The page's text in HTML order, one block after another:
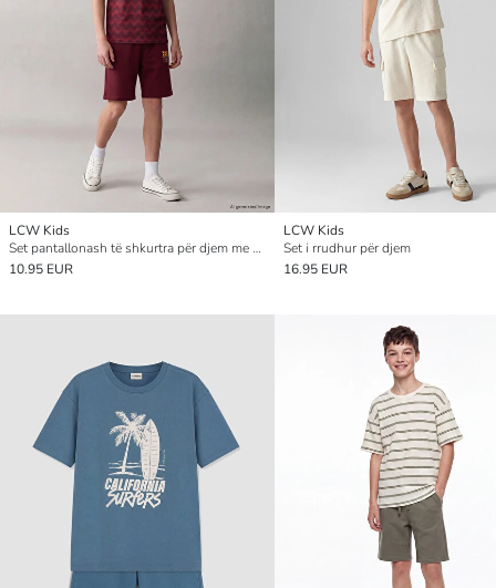
LCW Kids
Set pantallonash të shkurtra për djem me print Barcelona
10.95 EUR
LCW Kids
Set i rrudhur për djem
16.95 EUR